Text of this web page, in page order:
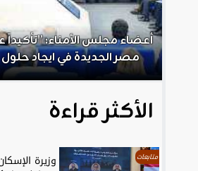
أعضاء مجلس الأمناء: ”تأكيداً
مصر الجديدة في ايجاد
الأكثر قراءة
متابعات وزيرة